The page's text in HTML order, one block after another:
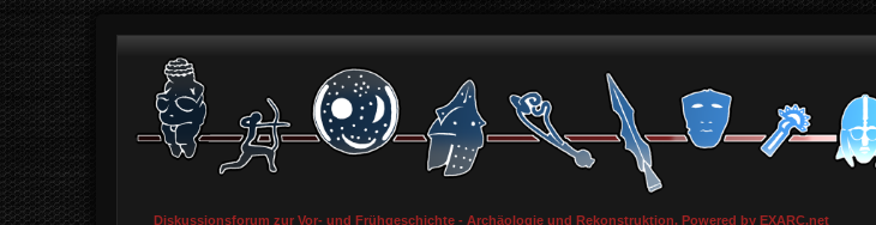
Diskussionsforum zur Vor- und Frühgeschichte - Archäologie und Rekonstruktion. Powered by EXARC.net